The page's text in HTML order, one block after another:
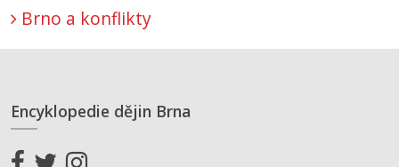
Brno a konflikty
Encyklopedie dějin Brna